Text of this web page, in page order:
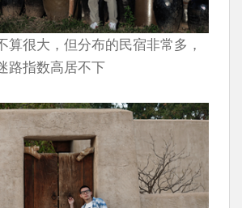
算很大，但分布的民宿非常多，
路指数高居不下